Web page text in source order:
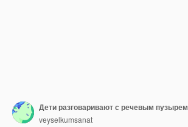
Дети разговаривают с речевым пузырем
veyselkumsanat